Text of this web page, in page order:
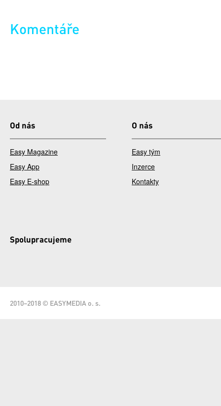
Komentáře
Od nás
Easy Magazine
Easy App
Easy E-shop
O nás
Easy tým
Inzerce
Kontakty
Spolupracujeme
2010–2018 © EASYMEDIA o. s.